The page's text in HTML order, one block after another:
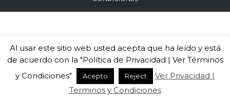
Al usar este sitio web usted acepta que ha leído y está
de acuerdo con la "Política de Privacidad | Ver Términos
y Condiciones"
Acepto Reject
Ver Privacidad |
Terminos y Condiciones